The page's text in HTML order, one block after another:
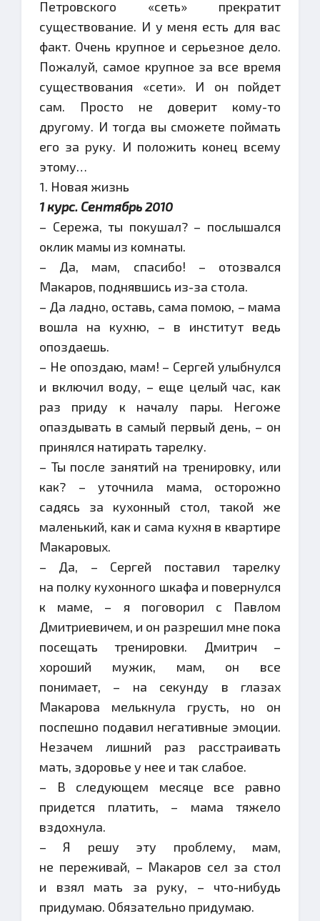
Петровского «сеть» прекратит
существование. И у меня есть для вас
факт. Очень крупное и серьезное дело.
Пожалуй, самое крупное за все время
существования «сети». И он пойдет
сам. Просто не доверит кому-то
другому. И тогда вы сможете поймать
его за руку. И положить конец всему
этому…
1. Новая жизнь
1 курс. Сентябрь 2010
– Сережа, ты покушал? – послышался
оклик мамы из комнаты.
– Да, мам, спасибо! – отозвался
Макаров, поднявшись из-за стола.
– Да ладно, оставь, сама помою, – мама
вошла на кухню, – в институт ведь
опоздаешь.
– Не опоздаю, мам! – Сергей улыбнулся
и включил воду, – еще целый час, как
раз приду к началу пары. Негоже
опаздывать в самый первый день, – он
принялся натирать тарелку.
– Ты после занятий на тренировку, или
как? – уточнила мама, осторожно
садясь за кухонный стол, такой же
маленький, как и сама кухня в квартире
Макаровых.
– Да, – Сергей поставил тарелку
на полку кухонного шкафа и повернулся
к маме, – я поговорил с Павлом
Дмитриевичем, и он разрешил мне пока
посещать тренировки. Дмитрич –
хороший мужик, мам, он все
понимает, – на секунду в глазах
Макарова мелькнула грусть, но он
поспешно подавил негативные эмоции.
Незачем лишний раз расстраивать
мать, здоровье у нее и так слабое.
– В следующем месяце все равно
придется платить, – мама тяжело
вздохнула.
– Я решу эту проблему, мам,
не переживай, – Макаров сел за стол
и взял мать за руку, – что-нибудь
придумаю. Обязательно придумаю.